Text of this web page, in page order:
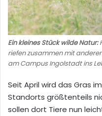
Ein kleines Stück wilde Natur:
riefen zusammen mit
am Campus Ingolstadt ins
Seit April wird das Gras
Standorts größtenteils
sollen dort Tiere nun